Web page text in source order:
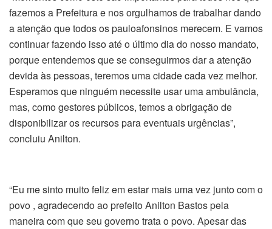
fazemos a Prefeitura e nos orgulhamos de trabalhar dando
a atenção que todos os pauloafonsinos merecem. E vamos
continuar fazendo isso até o último dia do nosso mandato,
porque entendemos que se conseguirmos dar a atenção
devida às pessoas, teremos uma cidade cada vez melhor.
Esperamos que ninguém necessite usar uma ambulância,
mas, como gestores públicos, temos a obrigação de
disponibilizar os recursos para eventuais urgências”,
concluiu Anilton.
“Eu me sinto muito feliz em estar mais uma vez junto com o
povo , agradecendo ao prefeito Anilton Bastos pela
maneira com que seu governo trata o povo. Apesar das